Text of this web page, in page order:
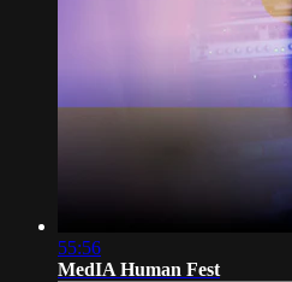
55:56
MedIA Human Fest